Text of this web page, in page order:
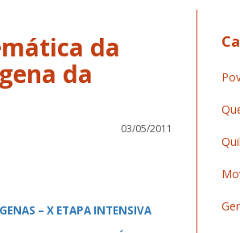
da
da
03/05/2011
– X ETAPA INTENSIVA